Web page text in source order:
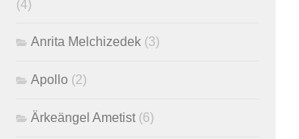
(4)
Anrita Melchizedek (3)
Apollo (2)
Ärkeängel Ametist (6)